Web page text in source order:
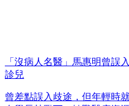
「沒病人名醫」馬惠明曾誤
診兒
曾差點誤入歧途，但年輕時